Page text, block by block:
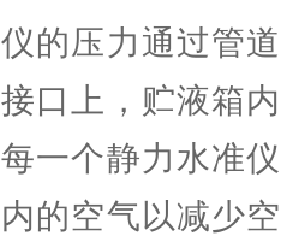
的压力通过管
口上，贮液箱
一个静力水准
的空气以减少